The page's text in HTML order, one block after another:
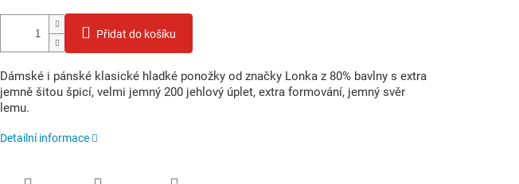
Přidat do košíku
Dámské i pánské klasické hladké ponožky od značky Lonka z 80% bavlny s extra
jemně šitou špicí, velmi jemný 200 jehlový úplet, extra formování, jemný svěr
lemu.
Detailní informace